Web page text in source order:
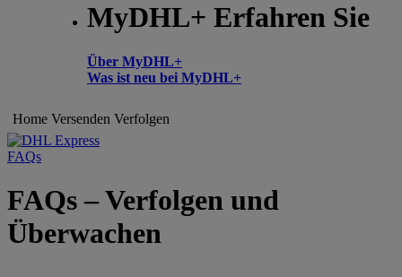
MyDHL+ Erfahren Sie
Über MyDHL+
Was ist neu bei MyDHL+
Home Versenden Verfolgen
FAQs
FAQs – Verfolgen und
Überwachen